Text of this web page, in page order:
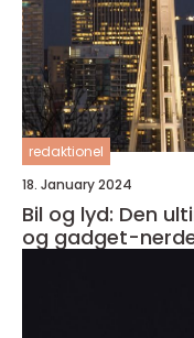
redaktionel
18. January 2024
Bil og lyd: Den
og gadget-